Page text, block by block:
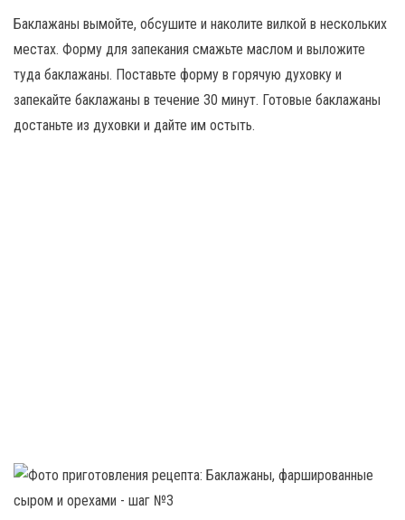
Баклажаны вымойте, обсушите и наколите вилкой в нескольких
местах. Форму для запекания смажьте маслом и выложите
туда баклажаны. Поставьте форму в горячую духовку и
запекайте баклажаны в течение 30 минут. Готовые баклажаны
достаньте из духовки и дайте им остыть.